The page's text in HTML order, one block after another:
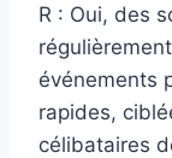
R : Oui, des
événements
rapides,
célibataires